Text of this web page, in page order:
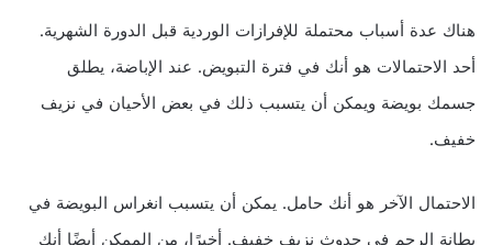
هناك عدة أسباب محتملة للإفرازات الوردية قبل الدورة الشهرية.
أحد الاحتمالات هو أنك في فترة التبويض. عند الإباضة، يطلق
جسمك بويضة ويمكن أن يتسبب ذلك في بعض الأحيان في نزيف
خفيف.
الاحتمال الآخر هو أنك حامل. يمكن أن يتسبب انغراس البويضة في